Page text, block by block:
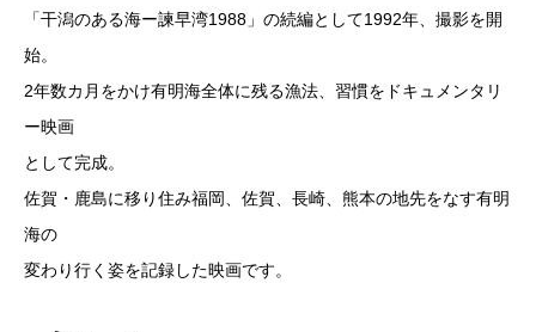
「干潟のある海ー諫早湾1988」の続編として1992年、撮影を開
始。
2年数カ月をかけ有明海全体に残る漁法、習慣をドキュメンタリ
ー映画
として完成。
佐賀・鹿島に移り住み福岡、佐賀、長崎、熊本の地先をなす有明
海の
変わり行く姿を記録した映画です。